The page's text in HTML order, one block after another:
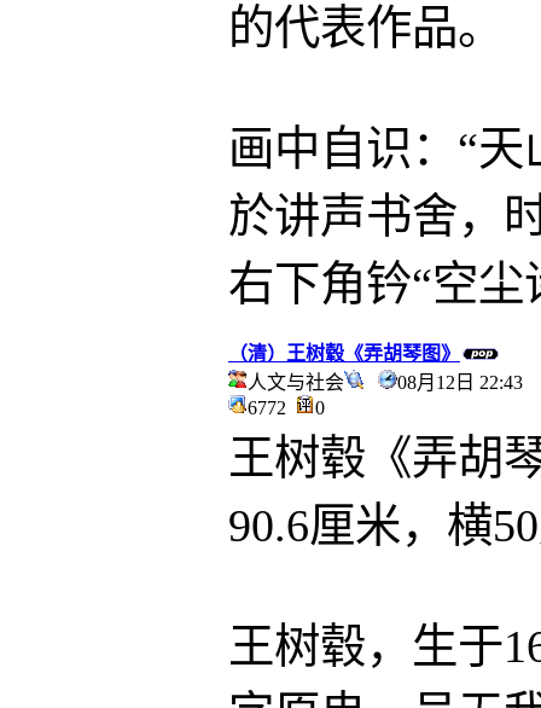
的代表作品。
画中自识：“
於讲声书舍，
右下角钤“空尘
（清）王树毂《弄胡琴图》
人文与社会
08月12日 22:43
6772
0
王树毂《弄胡
90.6厘米，横
王树毂，生于